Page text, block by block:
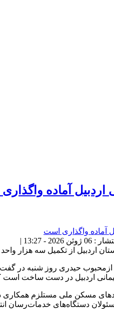
اردبیل از تکمیل سه هزار
اردبیل در دست ساخت است که
مسکن ملی مستلزم
دستگاه‌های خدمات‌رسان